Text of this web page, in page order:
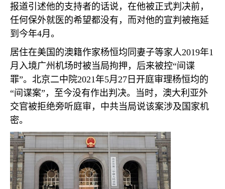
报道引述他的支持者的话说，在他被正式判决前，
任何保外就医的希望都没有，而对他的宣判被拖延
到今年4月。
居住在美国的澳籍作家杨恒均同妻子等家人2019年1
月入境广州机场时被当局拘押，后来被控“间谍
罪”。北京二中院2021年5月 27 日开庭审理杨恒均的
“间谍案”，至今没有作出判决。当时，澳大利亚外
交官被拒绝旁听庭审，中共当局说该案涉及国家机
密。